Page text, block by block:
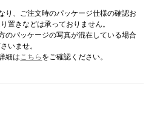
り、ご注文時のパッケージ仕様の確認お
置きなどは承っておりません。
のパッケージの写真が混在している場合
いませ。
細はこちら をご確認ください。